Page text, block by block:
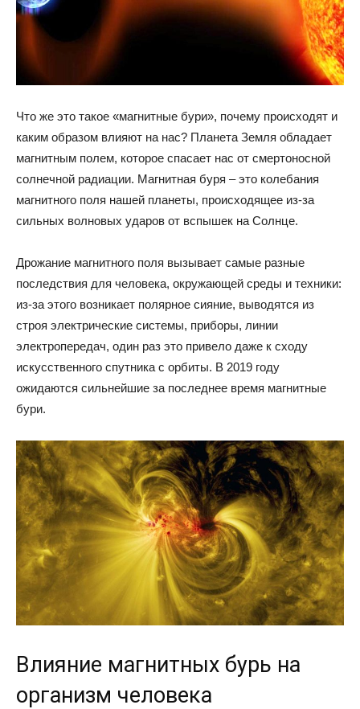
Что же это такое «магнитные бури», почему происходят и
каким образом влияют на нас? Планета Земля обладает
магнитным полем, которое спасает нас от смертоносной
солнечной радиации. Магнитная буря – это колебания
магнитного поля нашей планеты, происходящее из-за
сильных волновых ударов от вспышек на Солнце.
Дрожание магнитного поля вызывает самые разные
последствия для человека, окружающей среды и техники:
из-за этого возникает полярное сияние, выводятся из
строя электрические системы, приборы, линии
электропередач, один раз это привело даже к сходу
искусственного спутника с орбиты. В 2019 году
ожидаются сильнейшие за последнее время магнитные
бури.
Влияние магнитных бурь на
организм человека